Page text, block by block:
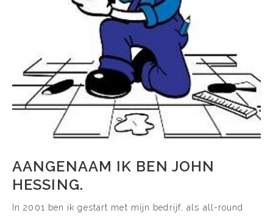
AANGENAAM IK BEN JOHN
HESSING.
In 2001 ben ik gestart met mijn bedrijf, als all-round